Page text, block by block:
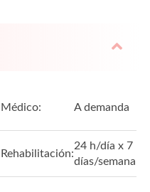
Médico: A demanda
Rehabilitación:
24 h/día x 7
días/semana